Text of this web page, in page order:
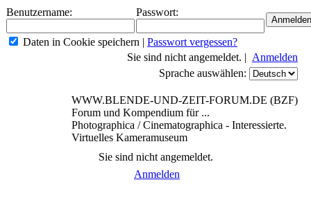
Benutzername: Passwort:
Daten in Cookie speichern | Passwort vergessen?
Sie sind nicht angemeldet. | Anmelden
Sprache auswählen:
WWW.BLENDE-UND-ZEIT-FORUM.DE (BZF)
Forum und Kompendium für ...
Photographica / Cinematographica - Interessierte.
Virtuelles Kameramuseum
Sie sind nicht angemeldet.
Anmelden